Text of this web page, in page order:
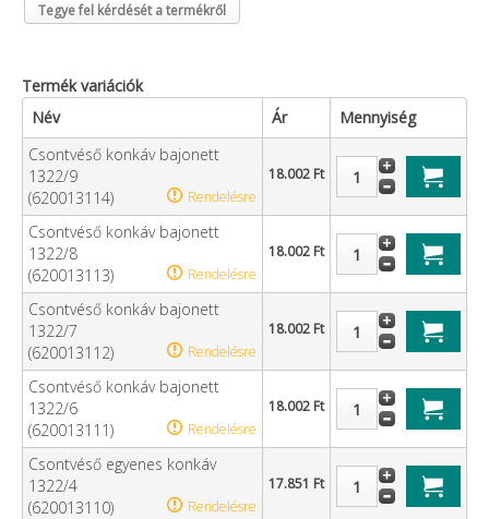
Tegye fel kérdését a termékről
Termék variációk
Név
Ár
Mennyiség
Csontvéső konkáv bajonett
1322/9
(620013114)
Rendelésre
18.002 Ft
Csontvéső konkáv bajonett
1322/8
(620013113)
Rendelésre
18.002 Ft
Csontvéső konkáv bajonett
1322/7
(620013112)
Rendelésre
18.002 Ft
Csontvéső konkáv bajonett
1322/6
(620013111)
Rendelésre
18.002 Ft
Csontvéső egyenes konkáv
1322/4
(620013110)
Rendelésre
17.851 Ft